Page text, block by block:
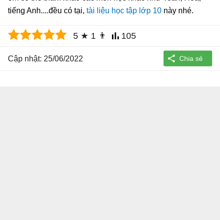
tiếng Anh....đều có tại, tài liệu học tập lớp 10 này nhé.
5 ★ 1 👨 105
Cập nhật: 25/06/2022